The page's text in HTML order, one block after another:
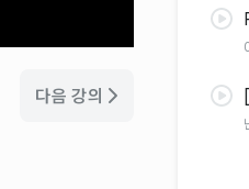
다음 강의